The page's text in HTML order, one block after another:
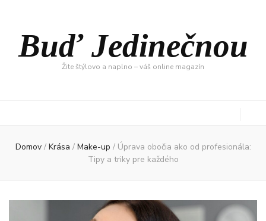
Buď Jedinečnou
Žite štýlovo a naplno – váš online magazín
Domov / Krása / Make-up / Úprava obočia ako od profesionála:
Tipy a triky pre každého